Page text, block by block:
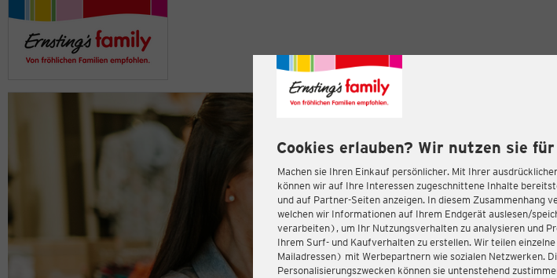
Cookies erlauben? Wir nutzen sie
Machen sie Ihren Einkauf persönlicher. Mit Ihrer
können wir auf Ihre Interessen zugeschnittene Inhalte
und auf Partner-Seiten anzeigen. In diesem Zusammenhang
welchen wir Informationen auf Ihrem Endgerät auslesen/
verarbeiten), um Ihr Nutzungsverhalten zu analysieren und
Ihrem Surf- und Kaufverhalten zu erstellen. Wir teilen
Mailadressen) mit Werbepartnern wie sozialen Netzwerken.
Personalisierungszwecken können sie untenstehend